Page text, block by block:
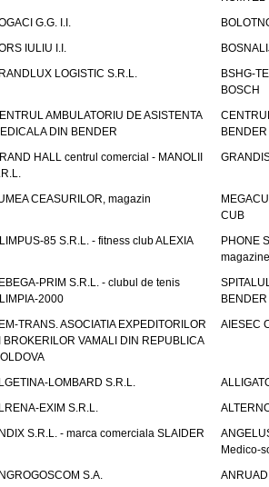
G.G. I.I.
IULIU I.I.
LOGISTIC S.R.L.
BSHG-
BOSCH
AMBULATORIU DE ASISTENTA
DIN BENDER
BENDER
HALL centrul comercial - MANOLII
CEASURILOR, magazin
CUB
85 S.R.L. - fitness club ALEXIA
PHONE
PRIM S.R.L. - clubul de tenis
2000
BENDER
TRANS. ASOCIATIA EXPEDITORILOR
BROKERILOR VAMALI DIN REPUBLICA
AIESEC
LOMBARD S.R.L.
EXIM S.R.L.
S.R.L. - marca comerciala SLAIDER
Medico-
S.A.